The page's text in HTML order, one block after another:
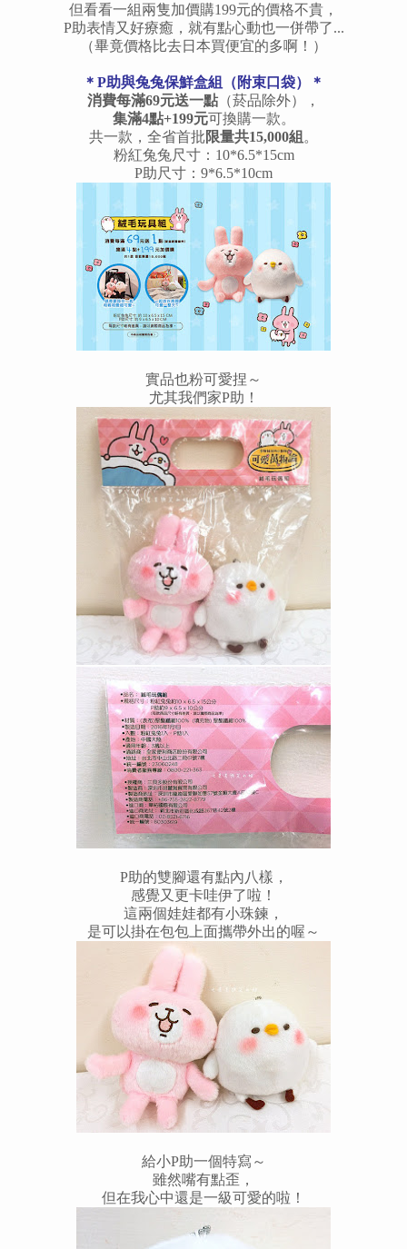
但看看一組兩隻加價購199元的價格不貴，
P助表情又好療癒，就有點心動也一併帶了...
（畢竟價格比去日本買便宜的多啊！）
＊P助與兔兔保鮮盒組（附束口袋）＊
消費每滿69元送一點 （菸品除外），
集滿4點+199元可換購一款。
共一款，全省首批限量共15,000組 。
粉紅兔兔尺寸：10*6.5*15cm
P助尺寸：9*6.5*10cm
實品也粉可愛捏～
尤其我們家P助！
P助的雙腳還有點內八樣，
感覺又更卡哇伊了啦！
這兩個娃娃都有小珠鍊，
是可以掛在包包上面攜帶外出的喔～
給小P助一個特寫～
雖然嘴有點歪，
但在我心中還是一級可愛的啦！